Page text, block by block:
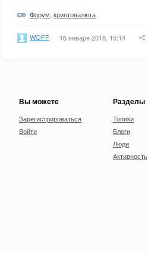
Форум криптовалюта
WOFF 16 января 2018, 15:14
Вы можете
Зарегистрироваться
Войти
Разделы
Топики
Блоги
Люди
Активность